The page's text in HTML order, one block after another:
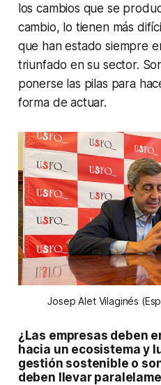
los cambios que se
cambio, lo tienen más
que han estado siempre
triunfado en su sector.
ponerse las pilas para
forma de actuar.
Josep Alet Vilaginés
¿Las empresas deben
hacia un ecosistema y
gestión sostenible o
deben llevar